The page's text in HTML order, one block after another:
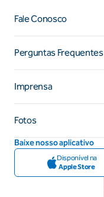
Fale Conosco
Perguntas Frequentes
Imprensa
Fotos
Baixe nosso aplicativo
Disponível na
Apple Store